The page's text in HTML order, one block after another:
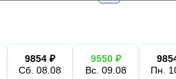
9854 ₽
Сб. 08.08
9550 ₽
Вс. 09.08
Пн.